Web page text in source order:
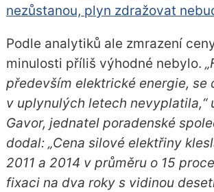
nezůstanou, plyn zdražovat
Podle analytiků ale zmrazení
minulosti příliš výhodné nebylo.
především elektrické energie, se
v uplynulých letech nevyplatila,“
Gavor, jednatel poradenské
dodal: „Cena silové elektřiny
2011 a 2014 v průměru o 15
fixaci na dva roky s vidinou